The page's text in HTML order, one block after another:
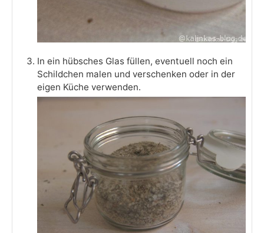
In ein hübsches Glas füllen, eventuell noch ein
Schildchen malen und verschenken oder in der
eigen Küche verwenden.